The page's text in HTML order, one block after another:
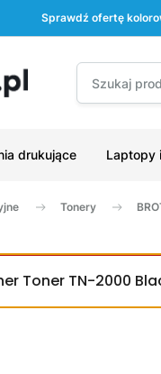
Sprawdź ofertę
drukujące Laptopy
Tonery
Toner TN-2000